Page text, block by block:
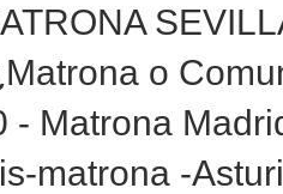
o
- Matrona
matrona -